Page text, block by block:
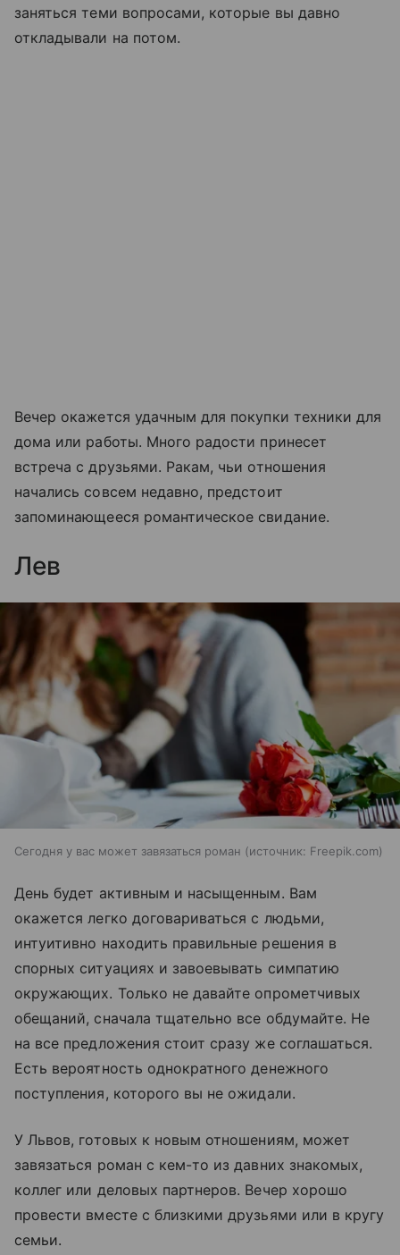
заняться теми вопросами, которые вы давно
откладывали на потом.
Вечер окажется удачным для покупки техники для
дома или работы. Много радости принесет
встреча с друзьями. Ракам, чьи отношения
начались совсем недавно, предстоит
запоминающееся романтическое свидание.
Лев
Сегодня у вас может завязаться роман источник: Freepik.com
День будет активным и насыщенным. Вам
окажется легко договариваться с людьми,
интуитивно находить правильные решения в
спорных ситуациях и завоевывать симпатию
окружающих. Только не давайте опрометчивых
обещаний, сначала тщательно все обдумайте. Не
на все предложения стоит сразу же соглашаться.
Есть вероятность однократного денежного
поступления, которого вы не ожидали.
У Львов, готовых к новым отношениям, может
завязаться роман с кем-то из давних знакомых,
коллег или деловых партнеров. Вечер хорошо
провести вместе с близкими друзьями или в кругу
семьи.